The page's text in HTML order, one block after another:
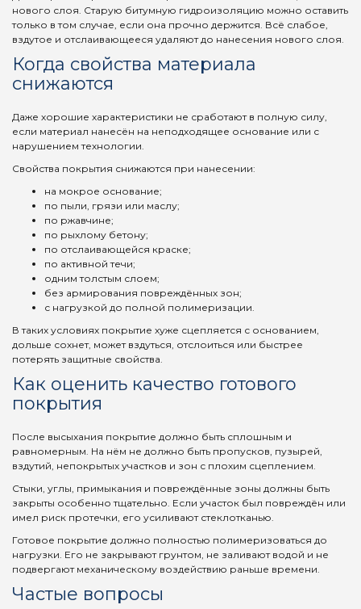
нового слоя. Старую битумную гидроизоляцию можно оставить
только в том случае, если она прочно держится. Всё слабое,
вздутое и отслаивающееся удаляют до нанесения нового слоя.
Когда свойства материала
снижаются
Даже хорошие характеристики не сработают в полную силу,
если материал нанесён на неподходящее основание или с
нарушением технологии.
Свойства покрытия снижаются при нанесении:
на мокрое основание;
по пыли, грязи или маслу;
по ржавчине;
по рыхлому бетону;
по отслаивающейся краске;
по активной течи;
одним толстым слоем;
без армирования повреждённых зон;
с нагрузкой до полной полимеризации.
В таких условиях покрытие хуже сцепляется с основанием,
дольше сохнет, может вздуться, отслоиться или быстрее
потерять защитные свойства.
Как оценить качество готового
покрытия
После высыхания покрытие должно быть сплошным и
равномерным. На нём не должно быть пропусков, пузырей,
вздутий, непокрытых участков и зон с плохим сцеплением.
Стыки, углы, примыкания и повреждённые зоны должны быть
закрыты особенно тщательно. Если участок был повреждён или
имел риск протечки, его усиливают стеклотканью.
Готовое покрытие должно полностью полимеризоваться до
нагрузки. Его не закрывают грунтом, не заливают водой и не
подвергают механическому воздействию раньше времени.
Частые вопросы